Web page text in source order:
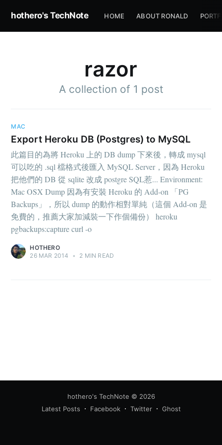
hothero's TechNote HOME ABOUT RONALD
razor
A collection of 1 post
MAC
Export Heroku DB (Postgres) to MySQL
此篇目的為將 Heroku 上的 DB dump 下來後，轉成 mysql
可以吃的 .sql 檔格式後匯入 MySQL Server，因為 Heroku
把他們的 DB 從 sqlite 改成 postgre SQL惹... Environment:
Mac OSX Dump 因為有安裝 Heroku 的 Add-on 「PG
Backups」，所以 dump 的動作相對單純（這個 Add-on 是
免費的，推薦大家加減裝一下作個備份） heroku
pgbackups:capture curl -o
HOTHERO
26 MAR 2014
• 2 MIN READ
hothero's TechNote © 2026
Latest Posts
Facebook Twitter Ghost
hothero's
TechNote
Stay up to date! Get all the latest &
greatest posts delivered straight to
your inbox